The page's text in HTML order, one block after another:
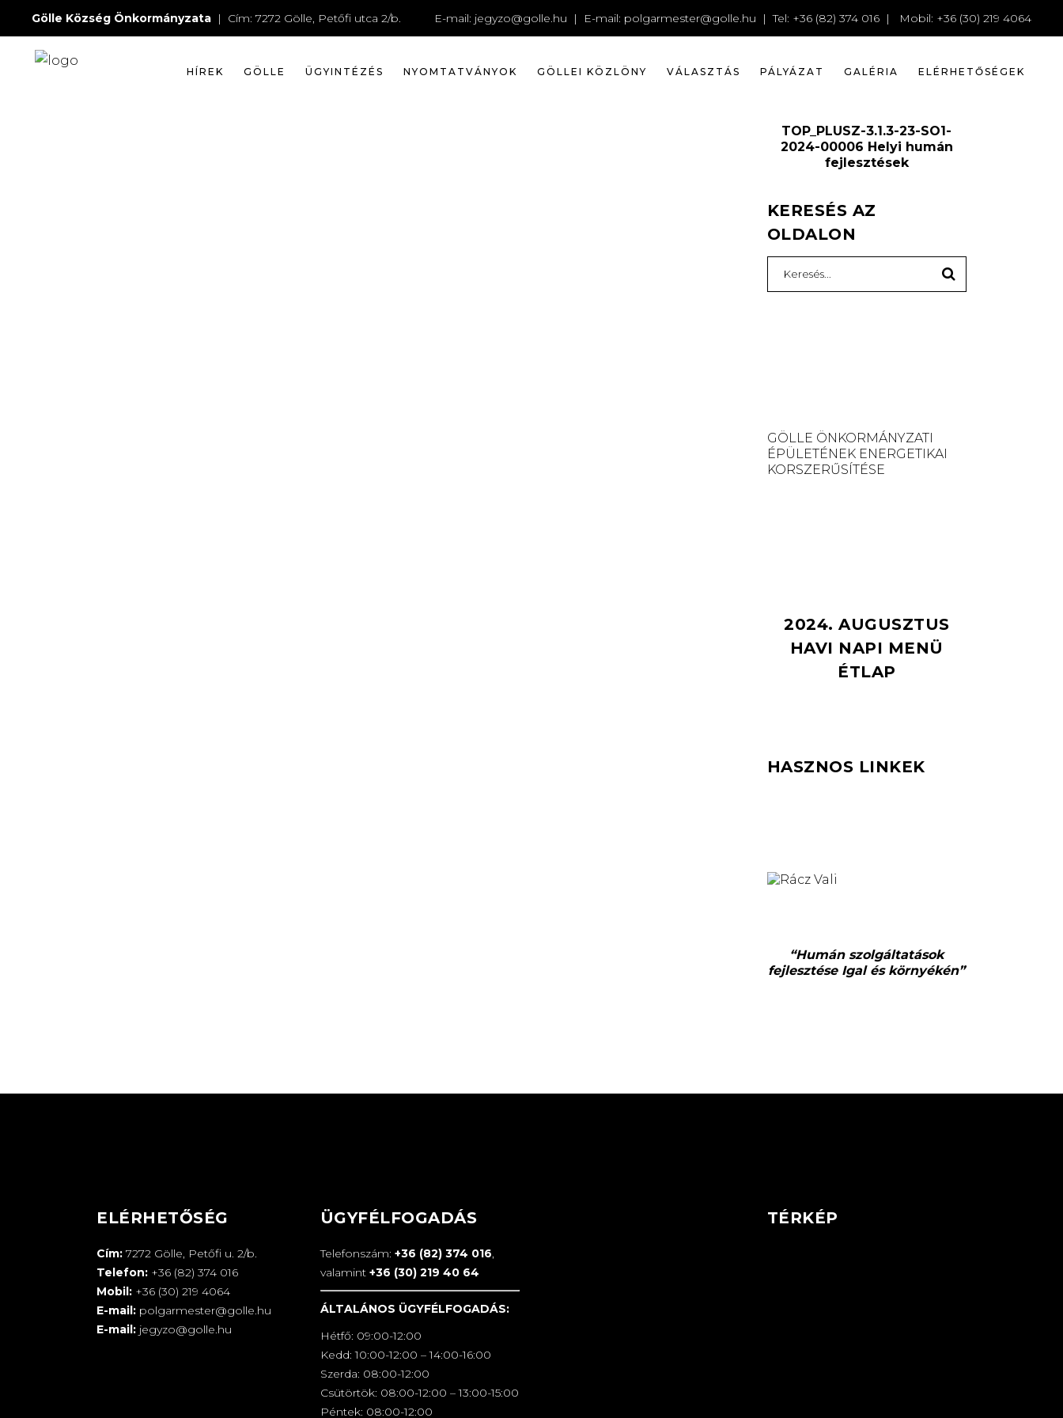
Gölle Község Önkormányzata | Cím: 7272 Gölle, Petőfi utca 2/b. E-mail: jegyzo@golle.hu | E-mail: polgarmester@golle.hu | Tel: +36 (82) 374 016 | Mobil: +36 (30) 219 4064
HÍREK GÖLLE ÜGYINTÉZÉS NYOMTATVÁNYOK GÖLLEI KÖZLÖNY VÁLASZTÁS PÁLYÁZAT GALÉRIA ELÉRHETŐSÉGEK
FELHASZNÁLÁSRÓL
TOP_PLUSZ-3.1.3-23-SO1-
2024-00006 Helyi humán
fejlesztések
KERESÉS AZ
OLDALON
for:
GÖLLE ÖNKORMÁNYZATI
ÉPÜLETÉNEK ENERGETIKAI
KORSZERŰSÍTÉSE
2024. AUGUSZTUS
HAVI NAPI MENÜ
ÉTLAP
HASZNOS LINKEK
“Humán szolgáltatások
fejlesztése Igal és környékén”
ELÉRHETŐSÉG
Cím: 7272 Gölle, Petőfi u. 2/b.
Telefon: +36 (82) 374 016
Mobil: +36 (30) 219 4064
E-mail: polgarmester@golle.hu
E-mail: jegyzo@golle.hu
ÜGYFÉLFOGADÁS
Telefonszám: +36 (82) 374 016,
valamint +36 (30) 219 40 64
ÁLTALÁNOS ÜGYFÉLFOGADÁS:
Hétfő: 09:00-12:00
Kedd: 10:00-12:00 – 14:00-16:00
Szerda: 08:00-12:00
Csütörtök: 08:00-12:00 – 13:00-15:00
Péntek: 08:00-12:00
TÉRKÉP